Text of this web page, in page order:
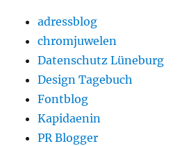
adressblog
chromjuwelen
Datenschutz Lüneburg
Design Tagebuch
Fontblog
Kapidaenin
PR Blogger